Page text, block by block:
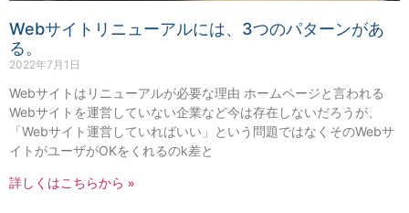
Webサイトリニューアルには、3つのパターンがあ
る。
2022年7月1日
Webサイトはリニューアルが必要な理由 ホームページと言われる
Webサイトを運営していない企業など今は存在しないだろうが、
「Webサイト運営していればいい」という問題ではなくそのWebサ
イトがユーザがOKをくれるのk差と
詳しくはこちらから »